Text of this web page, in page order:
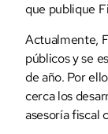
que publique
Actualmente,
públicos y se
de año. Por
cerca los
asesoría fiscal